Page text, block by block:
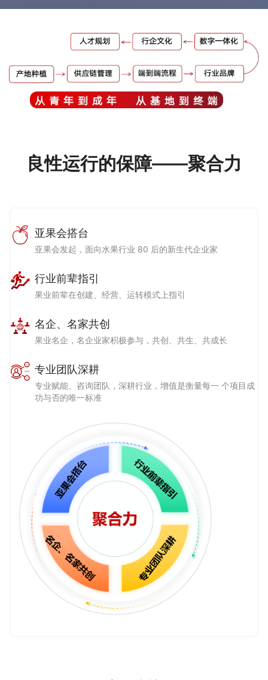
良性运行的保障——聚合力
亚果会搭台
亚果会发起，面向水果行业 80 后的新生代企业家
行业前辈指引
果业前辈在创建、经营、运转模式上指引
名企、名家共创
果业名企，名企业家积极参与，共创、共生、共成长
专业团队深耕
专业赋能、咨询团队，深耕行业，增值是衡量每一 个项目成
功与否的唯一标准